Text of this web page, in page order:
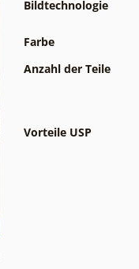
Bildtechnologie
Farbe
Anzahl der Teile
Vorteile USP